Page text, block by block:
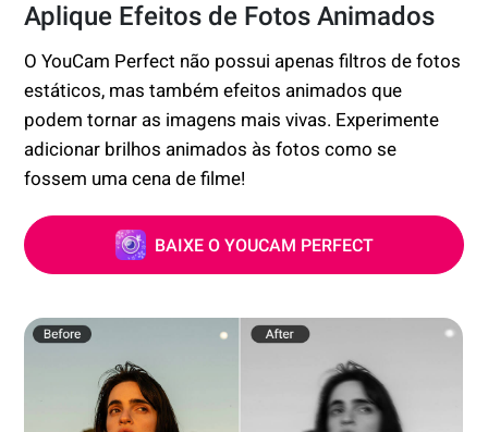
Aplique Efeitos de Fotos Animados
O YouCam Perfect não possui apenas filtros de fotos
estáticos, mas também efeitos animados que
podem tornar as imagens mais vivas. Experimente
adicionar brilhos animados às fotos como se
fossem uma cena de filme!
BAIXE O YOUCAM PERFECT